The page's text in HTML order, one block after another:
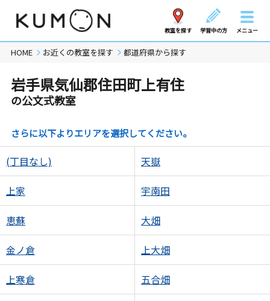
教室を探す 学習中の方 メニュー
HOME お近くの教室を探す 都道府県から探す
岩手県気仙郡住田町上有住
の公文式教室
さらに以下よりエリアを選択してください。
(丁目なし) 天嶽
上家 宇南田
恵蘇 大畑
金ノ倉 上大畑
上寒倉 五合畑